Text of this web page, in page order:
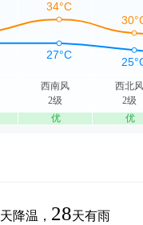
西南风
2级
优
西北风
2级
优
天降温， 28天有雨